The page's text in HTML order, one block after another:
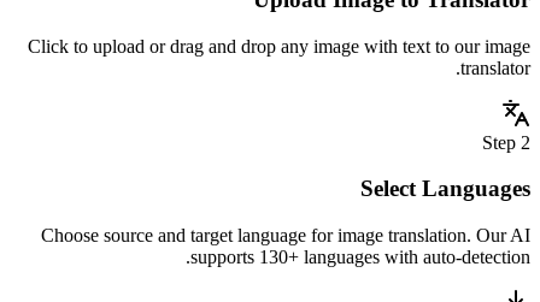
Click to upload or drag and drop any image with text to our
Select
Choose source and target language for image translation.
supports 130+ languages with auto-